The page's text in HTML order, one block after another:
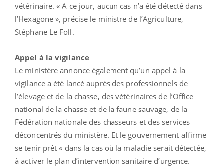
vétérinaire. « A ce jour, aucun cas n’a été détecté dans
l’Hexagone », précise le ministre de l’Agriculture,
Stéphane Le Foll.
Appel à la vigilance
Le ministère annonce également qu’un appel à la
vigilance a été lancé auprès des professionnels de
l’élevage et de la chasse, des vétérinaires de l’Office
national de la chasse et de la faune sauvage, de la
Fédération nationale des chasseurs et des services
déconcentrés du ministère. Et le gouvernement affirme
se tenir prêt « dans la cas où la maladie serait détectée,
à activer le plan d’intervention sanitaire d’urgence.